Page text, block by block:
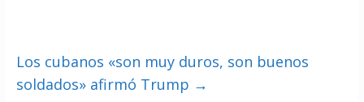
Los cubanos «son muy duros, son buenos
soldados» afirmó Trump →